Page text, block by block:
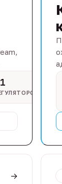
→